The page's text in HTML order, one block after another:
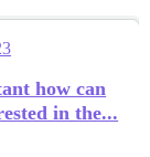
how can
in the...